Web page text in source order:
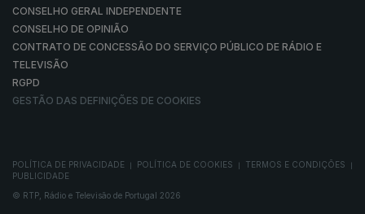
CONSELHO GERAL INDEPENDENTE
CONSELHO DE OPINIÃO
CONTRATO DE CONCESSÃO DO SERVIÇO PÚBLICO DE RÁDIO E
TELEVISÃO
RGPD
GESTÃO DAS DEFINIÇÕES DE COOKIES
POLÍTICA DE PRIVACIDADE POLÍTICA DE COOKIES TERMOS E CONDIÇÕES
PUBLICIDADE
© RTP, Rádio e Televisão de Portugal 2026